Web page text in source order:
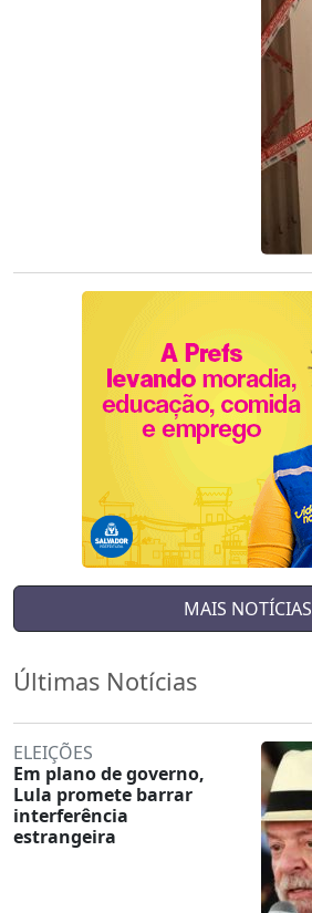
MAIS NOTÍCIAS
Últimas Notícias
ELEIÇÕES
Em plano de governo,
Lula promete barrar
interferência
estrangeira